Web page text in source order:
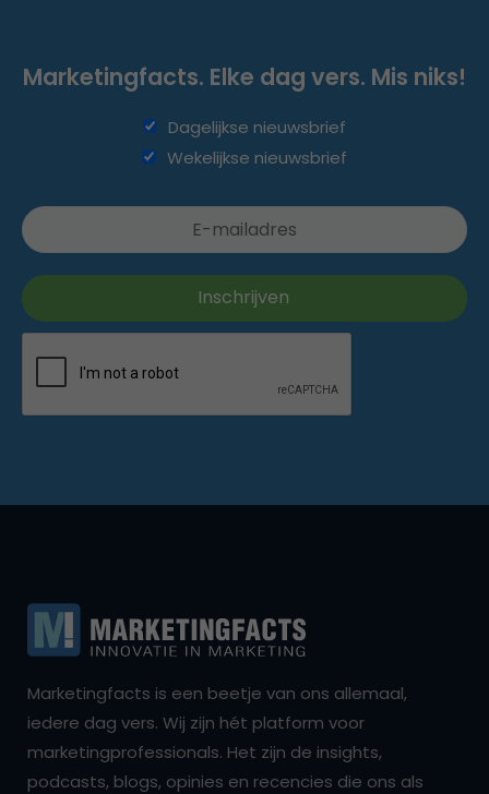
Marketingfacts. Elke dag vers. Mis niks!
Dagelijkse nieuwsbrief
Wekelijkse nieuwsbrief
Marketingfacts is een beetje van ons allemaal,
iedere dag vers. Wij zijn hét platform voor
marketingprofessionals. Het zijn de insights,
podcasts, blogs, opinies en recencies die ons als